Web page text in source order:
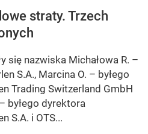
straty. Trzech
się nazwiska Michałowa R. –
S.A., Marcina O. – byłego
Trading Switzerland GmbH
byłego dyrektora
S.A. i OTS...